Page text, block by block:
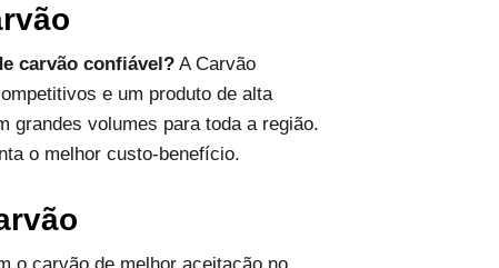
carvão confiável?A Carvão
e um produto de alta
grandes volumes para toda a região.
o melhor custo-benefício.